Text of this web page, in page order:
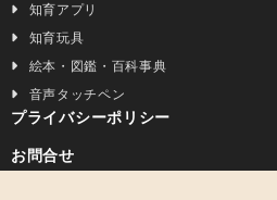
知育アプリ
知育玩具
絵本・図鑑・百科事典
音声タッチペン
プライバシーポリシー
お問合せ